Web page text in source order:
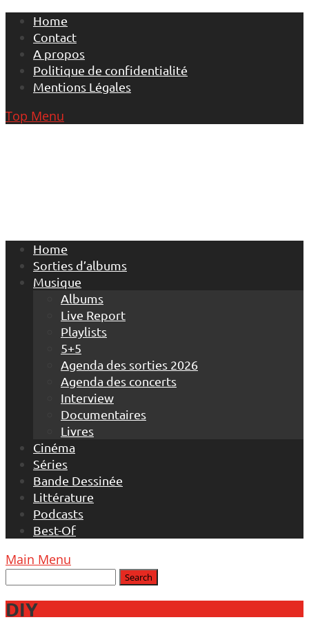
Skip
content
Home
Contact
A propos
Politique de confidentialité
Mentions Légales
Top Menu
Home
Sorties d’albums
Musique
Albums
Live Report
Playlists
5+5
Agenda des sorties 2026
Agenda des concerts
Interview
Documentaires
Livres
Cinéma
Séries
Bande Dessinée
Littérature
Podcasts
Best-Of
Main Menu
DIY